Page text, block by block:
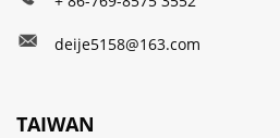
deije5158@163.com
TAIWAN